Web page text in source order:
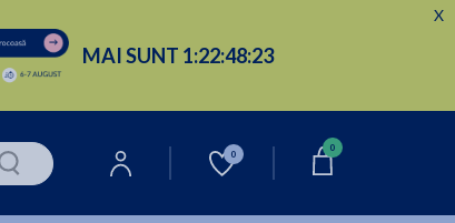
MAI SUNT 1:22:48:22
X
0
0